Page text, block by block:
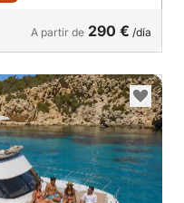
A partir de 290 € /día